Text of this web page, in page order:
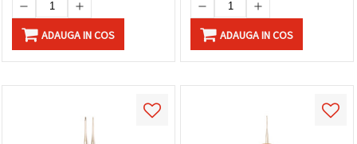
ADAUGA IN COS ADAUGA IN COS